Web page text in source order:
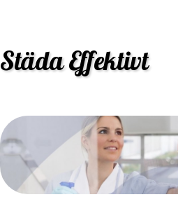
VARFÖR SKA MAN STÄDA
BESTÄLL STÄDHJÄLP
Städa Effektivt